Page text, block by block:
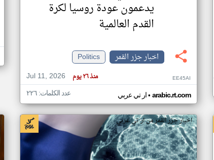
يدعمون عودة روسيا لكرة
القدم العالمية
اخبار جزر القمر
Politics
Jul 11, 2026
منذ ٢٦ يوم EE45AI
ار تي عربي• arabic.rt.com عدد الكلمات: ٢٢٦
اخبار جزر القمر من ار تي عربي